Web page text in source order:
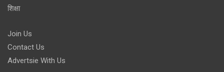
शिक्षा
Join Us
Contact Us
Advertsie With Us